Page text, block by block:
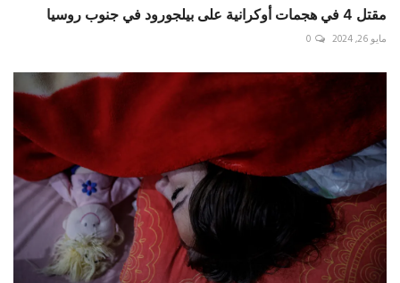
مقتل 4 في هجمات أوكرانية على بيلجورود في جنوب روسيا
مايو 26, 2024 0